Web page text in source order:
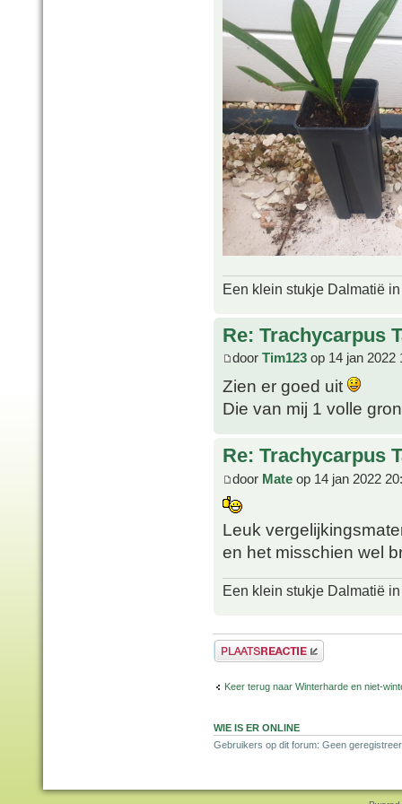
Een klein stukje Dalmatië
Re: Trachycarpus
door Tim123 op 14 jan 2022
Zien er goed uit
Die van mij 1 volle
Re: Trachycarpus
door Mate op 14 jan 2022
Leuk
en het misschien wel
Een klein stukje Dalmatië
Plaats een reactie
Keer terug naar Winterharde en niet-
WIE IS ER ONLINE
Gebruikers op dit forum: Geen